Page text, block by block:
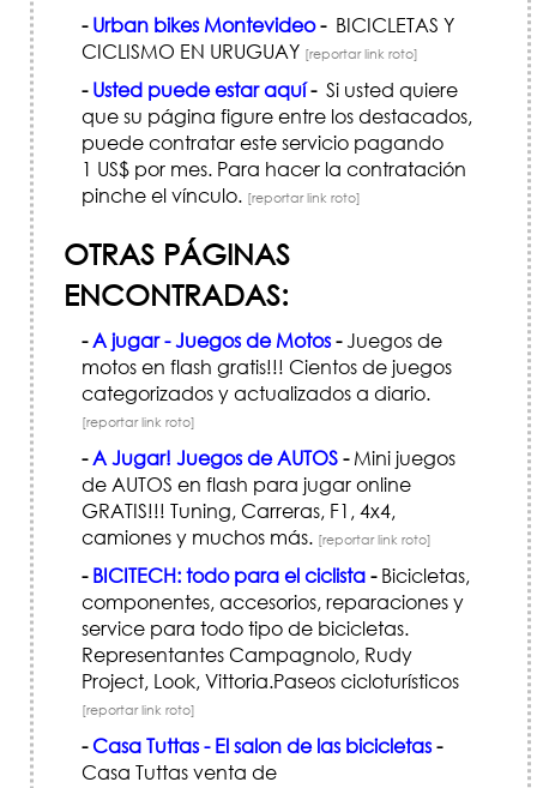
- Urban bikes Montevideo-BICICLETAS Y
CICLISMO EN URUGUAY [reportar link roto]
- Usted puede estar aquí-Si usted quiere
que su página figure entre los destacados,
puede contratar este servicio pagando
1 US$ por mes. Para hacer la contratación
pinche el vínculo. [reportar link roto]
OTRAS PÁGINAS
ENCONTRADAS:
-A jugar - Juegos de Motos-Juegos de
motos en flash gratis!!! Cientos de juegos
categorizados y actualizados a diario.
[reportar link roto]
-A Jugar! Juegos de AUTOS-Mini juegos
de AUTOS en flash para jugar online
GRATIS!!! Tuning, Carreras, F1, 4x4,
camiones y muchos más. [reportar link roto]
- BICITECH: todo para el ciclista-Bicicletas,
componentes, accesorios, reparaciones y
service para todo tipo de bicicletas.
Representantes Campagnolo, Rudy
Project, Look, Vittoria.Paseos cicloturísticos
[reportar link roto]
-Casa Tuttas - El salon de las bicicletas-
Casa Tuttas venta de